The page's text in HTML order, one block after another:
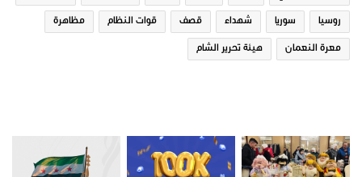
روسيا سوريا شهداء قصف قوات النظام مظاهرة
معرة النعمان هيئة تحرير الشام